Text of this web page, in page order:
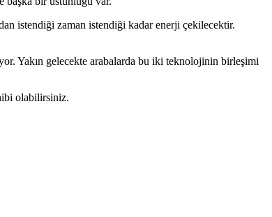
istendiği zaman istendiği kadar enerji çekilecektir.
Yakın gelecekte arabalarda bu iki teknolojinin birleşimi
olabilirsiniz.